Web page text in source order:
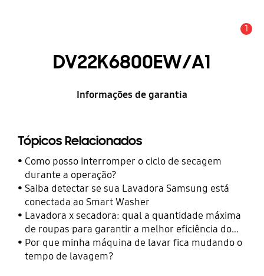
1
DV22K6800EW/A1
Informações de garantia
Tópicos Relacionados
Como posso interromper o ciclo de secagem
durante a operação?
Saiba detectar se sua Lavadora Samsung está
conectada ao Smart Washer
Lavadora x secadora: qual a quantidade máxima
de roupas para garantir a melhor eficiência do
aparelho?
Por que minha máquina de lavar fica mudando o
tempo de lavagem?